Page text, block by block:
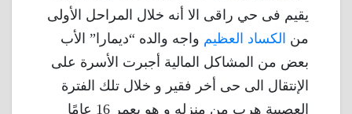
يقيم فى حي راقى الا أنه خلال المراحل الأولى
من الكساد العظيم واجه والده “ديمارا” الأب
بعض من المشاكل المالية أجبرت الأسرة على
الإنتقال الى حى أخر فقير و خلال تلك الفترة
العصيبة هرب من منزله و هو بعمر 16 عامًا